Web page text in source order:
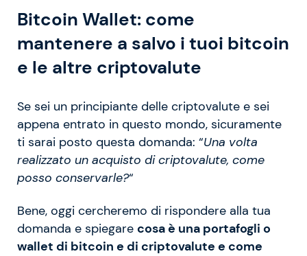
Bitcoin Wallet: come
mantenere a salvo i tuoi bitcoin
e le altre criptovalute
Se sei un principiante delle criptovalute e sei
appena entrato in questo mondo, sicuramente
ti sarai posto questa domanda: “Una volta
realizzato un acquisto di criptovalute, come
posso conservarle?“
Bene, oggi cercheremo di rispondere alla tua
domanda e spiegare cosa è una portafogli o
wallet di bitcoin e di criptovalute e come